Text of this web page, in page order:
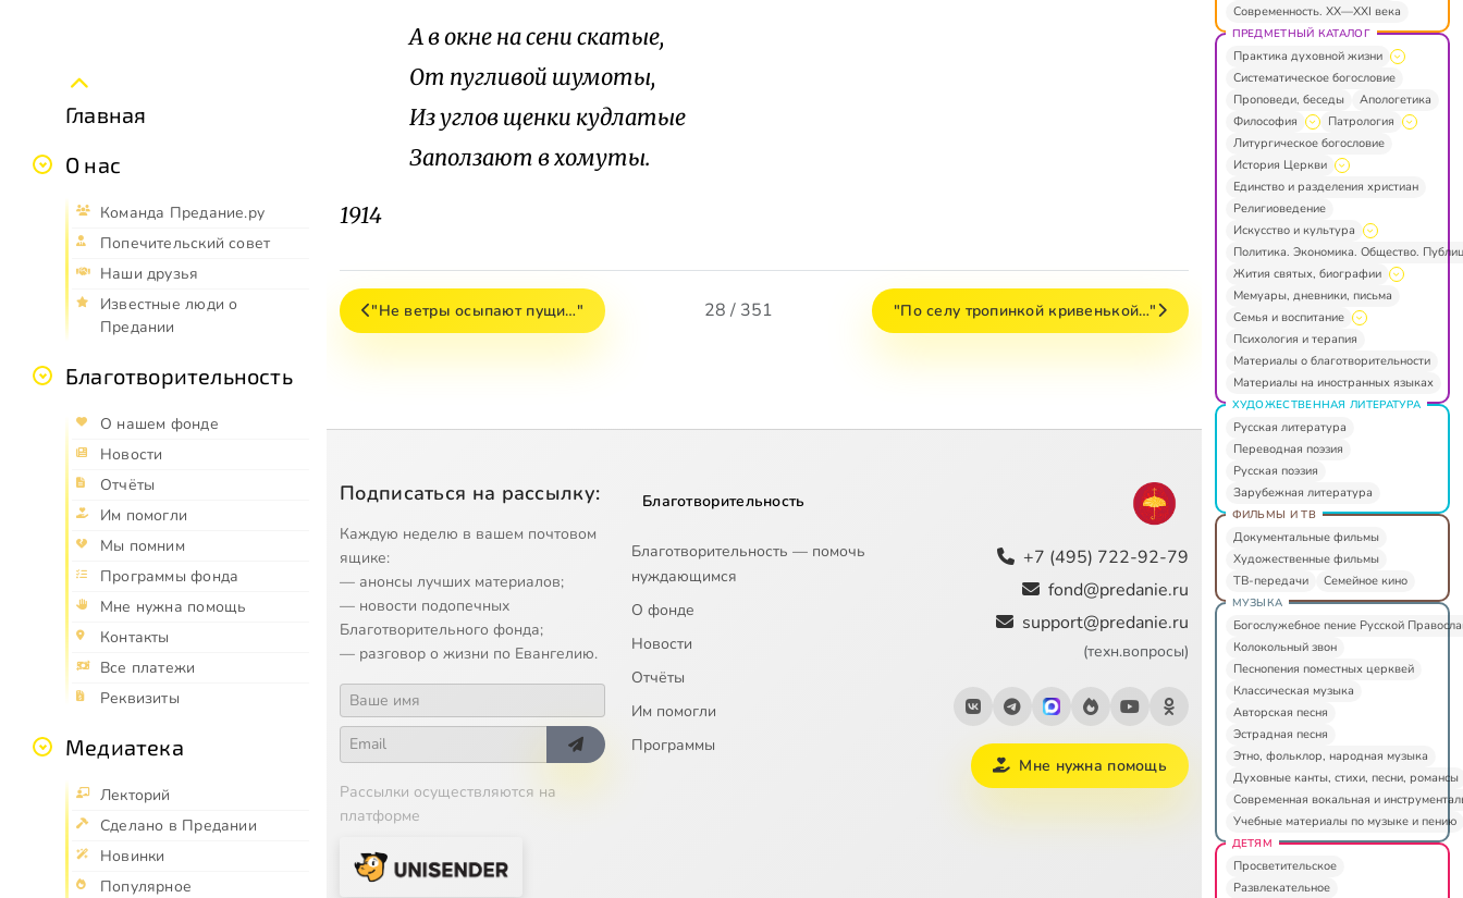
Главная
О нас
Команда Предание.ру
Попечительский совет
Наши друзья
Известные люди о
Предании
Благотворительность
О нашем фонде
Новости
Отчёты
Им помогли
Мы помним
Программы фонда
Мне нужна помощь
Контакты
Все платежи
Реквизиты
Медиатека
Лекторий
Сделано в Предании
Новинки
Популярное
А в окне на сени скатые,
От пугливой шумоты,
Из углов щенки кудлатые
Заползают в хомуты.
1914
"Не ветры осыпают пущи…" 28 / 351 "По селу тропинкой кривенькой…"
Подписаться на рассылку:
Каждую неделю в вашем почтовом
ящике:
— анонсы лучших материалов;
— новости подопечных
Благотворительного фонда;
— разговор о жизни по Евангелию.
Рассылки осуществляются на
платформе
Благотворительность
Благотворительность — помочь
нуждающимся
О фонде
Новости
Отчёты
Им помогли
Программы
+7 (495) 722-92-79
fond@predanie.ru
support@predanie.ru
(техн.вопросы)
Мне нужна помощь
Современность. XX—XXI века
ПРЕДМЕТНЫЙ КАТАЛОГ
Практика духовной жизни
Систематическое богословие
Проповеди, беседы
Апологетика
Философия
Патрология
Литургическое богословие
История Церкви
Единство и разделения христиан
Религиоведение
Искусство и культура
Политика. Экономика. Общество.
Жития святых, биографии
Мемуары, дневники, письма
Семья и воспитание
Психология и терапия
Материалы о благотворительности
Материалы на иностранных языках
ХУДОЖЕСТВЕННАЯ ЛИТЕРАТУРА
Русская литература
Переводная поэзия
Русская поэзия
Зарубежная литература
ФИЛЬМЫ И ТВ
Документальные фильмы
Художественные фильмы
ТВ-передачи
Семейное кино
МУЗЫКА
Богослужебное пение Русской
Колокольный звон
Песнопения поместных церквей
Классическая музыка
Авторская песня
Эстрадная песня
Этно, фольклор, народная музыка
Духовные канты, стихи, песни, романсы
Современная вокальная и
Учебные материалы по музыке и пению
ДЕТЯМ
Просветительское
Развлекательное